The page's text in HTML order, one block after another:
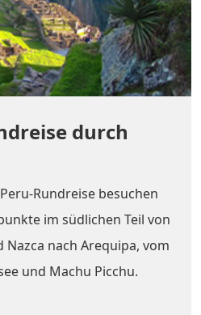
durch
Rundreise besuchen
im südlichen Teil von
Nazca nach Arequipa, vom
und Machu Picchu.